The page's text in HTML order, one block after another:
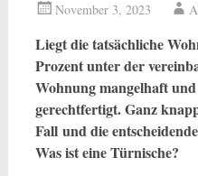
November 3, 2023
Liegt die tatsächliche
Prozent unter der
Wohnung mangelhaft
gerechtfertigt. Ganz
Fall und die
Was ist eine Türnische?